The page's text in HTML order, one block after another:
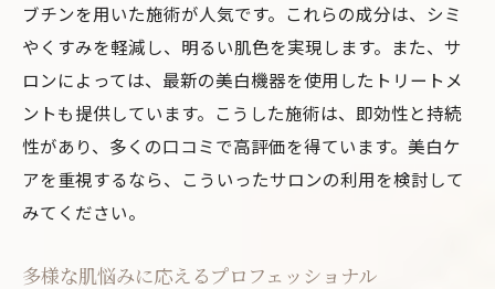
ブチンを用いた施術が人気です。これらの成分は、シミ
やくすみを軽減し、明るい肌色を実現します。また、サ
ロンによっては、最新の美白機器を使用したトリートメ
ントも提供しています。こうした施術は、即効性と持続
性があり、多くの口コミで高評価を得ています。美白ケ
アを重視するなら、こういったサロンの利用を検討して
みてください。
多様な肌悩みに応えるプロフェッショナル